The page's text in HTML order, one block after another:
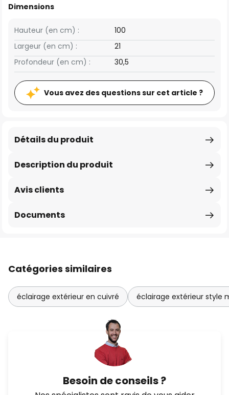
Dimensions
Largeur (en cm) : 21
Hauteur (en cm) : 100
Profondeur (en cm) : 30,5
Vous avez des questions sur cet article ?
Description du produit
Détails du produit
Avis clients
Documents
Catégories similaires
éclairage extérieur en cuivré éclairage extérieur style
Besoin de conseils ?